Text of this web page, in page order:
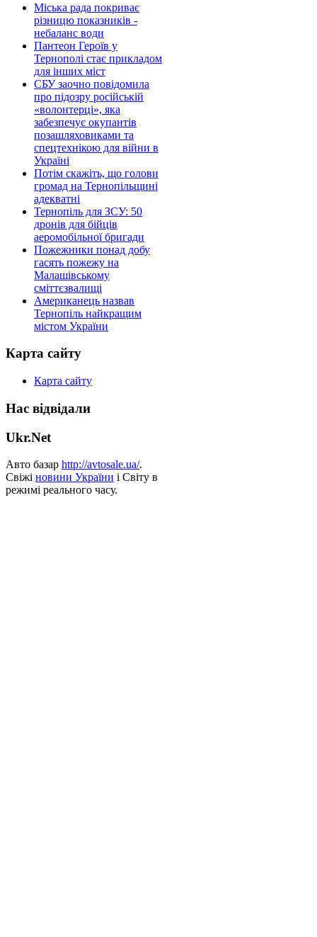
Міська рада покриває
різницю показників -
небаланс води
Пантеон Героїв у
Тернополі стає прикладом
для інших міст
СБУ заочно повідомила
про підозру російській
«волонтерці», яка
забезпечує окупантів
позашляховиками та
спецтехнікою для війни в
Україні
Потім скажіть, що голови
громад на Тернопільщині
адекватні
Тернопіль для ЗСУ: 50
дронів для бійців
аеромобільної бригади
Пожежники понад добу
гасять пожежу на
Малашівському
сміттєзвалищі
Американець назвав
Тернопіль найкращим
містом України
Карта сайту
Карта сайту
Нас відвідали
Ukr.Net
Авто базар http://avtosale.ua/.
Свіжі новини України і Світу в
режимі реального часу.